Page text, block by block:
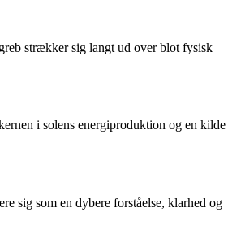
strækker sig langt ud over blot fysisk
i solens energiproduktion og en kilde
sig som en dybere forståelse, klarhed og